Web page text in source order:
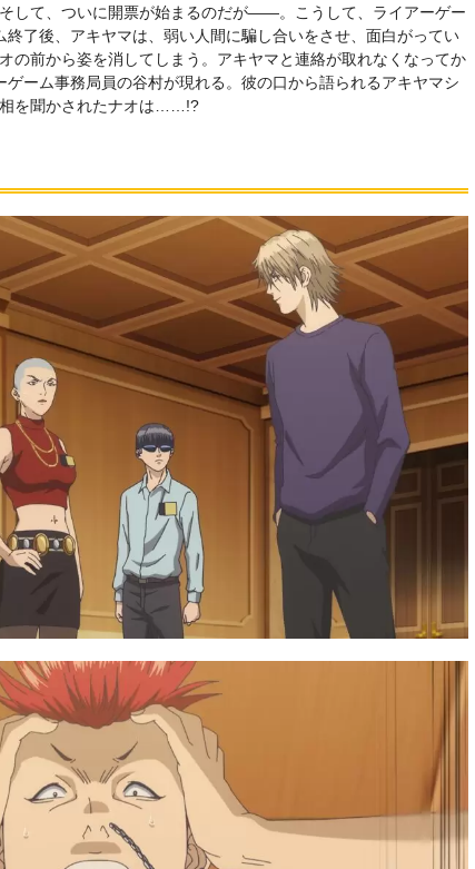
して、ついに開票が始まるのだが――。こうして、ライアーゲー
了後、アキヤマは、弱い人間に騙し合いをさせ、面白がってい
の前から姿を消してしまう。アキヤマと連絡が取れなくなってか
ーム事務局員の谷村が現れる。彼の口から語られるアキヤマシ
相を聞かされたナオは……!?